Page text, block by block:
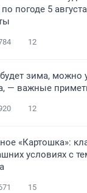
по погоде 5
12
зима, можно
— важные
12
«Картошка»:
условиях с
15